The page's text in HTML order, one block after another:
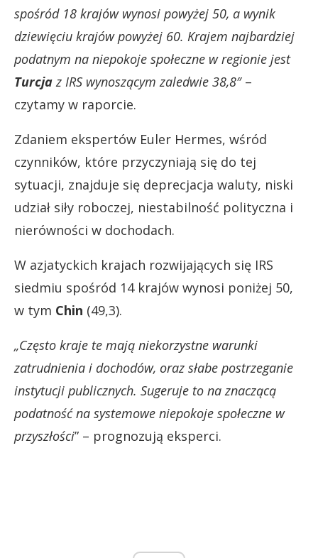
spośród 18 krajów wynosi powyżej 50, a wynik
dziewięciu krajów powyżej 60. Krajem najbardziej
podatnym na niepokoje społeczne w regionie jest
Turcja z IRS wynoszącym zaledwie 38,8″–
czytamy w raporcie.
Zdaniem ekspertów Euler Hermes, wśród
czynników, które przyczyniają się do tej
sytuacji, znajduje się deprecjacja waluty, niski
udział siły roboczej, niestabilność polityczna i
nierówności w dochodach.
W azjatyckich krajach rozwijających się IRS
siedmiu spośród 14 krajów wynosi poniżej 50,
w tym Chin (49,3).
„Często kraje te mają niekorzystne warunki
zatrudnienia i dochodów, oraz słabe postrzeganie
instytucji publicznych. Sugeruje to na znaczącą
podatność na systemowe niepokoje społeczne w
przyszłości” – prognozują eksperci.